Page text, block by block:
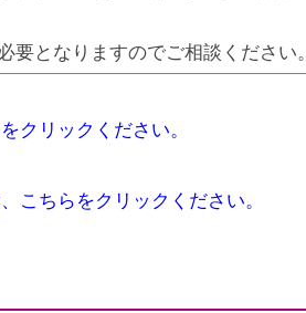
要となりますのでご相談ください。
クリックください。
こちらをクリックください。